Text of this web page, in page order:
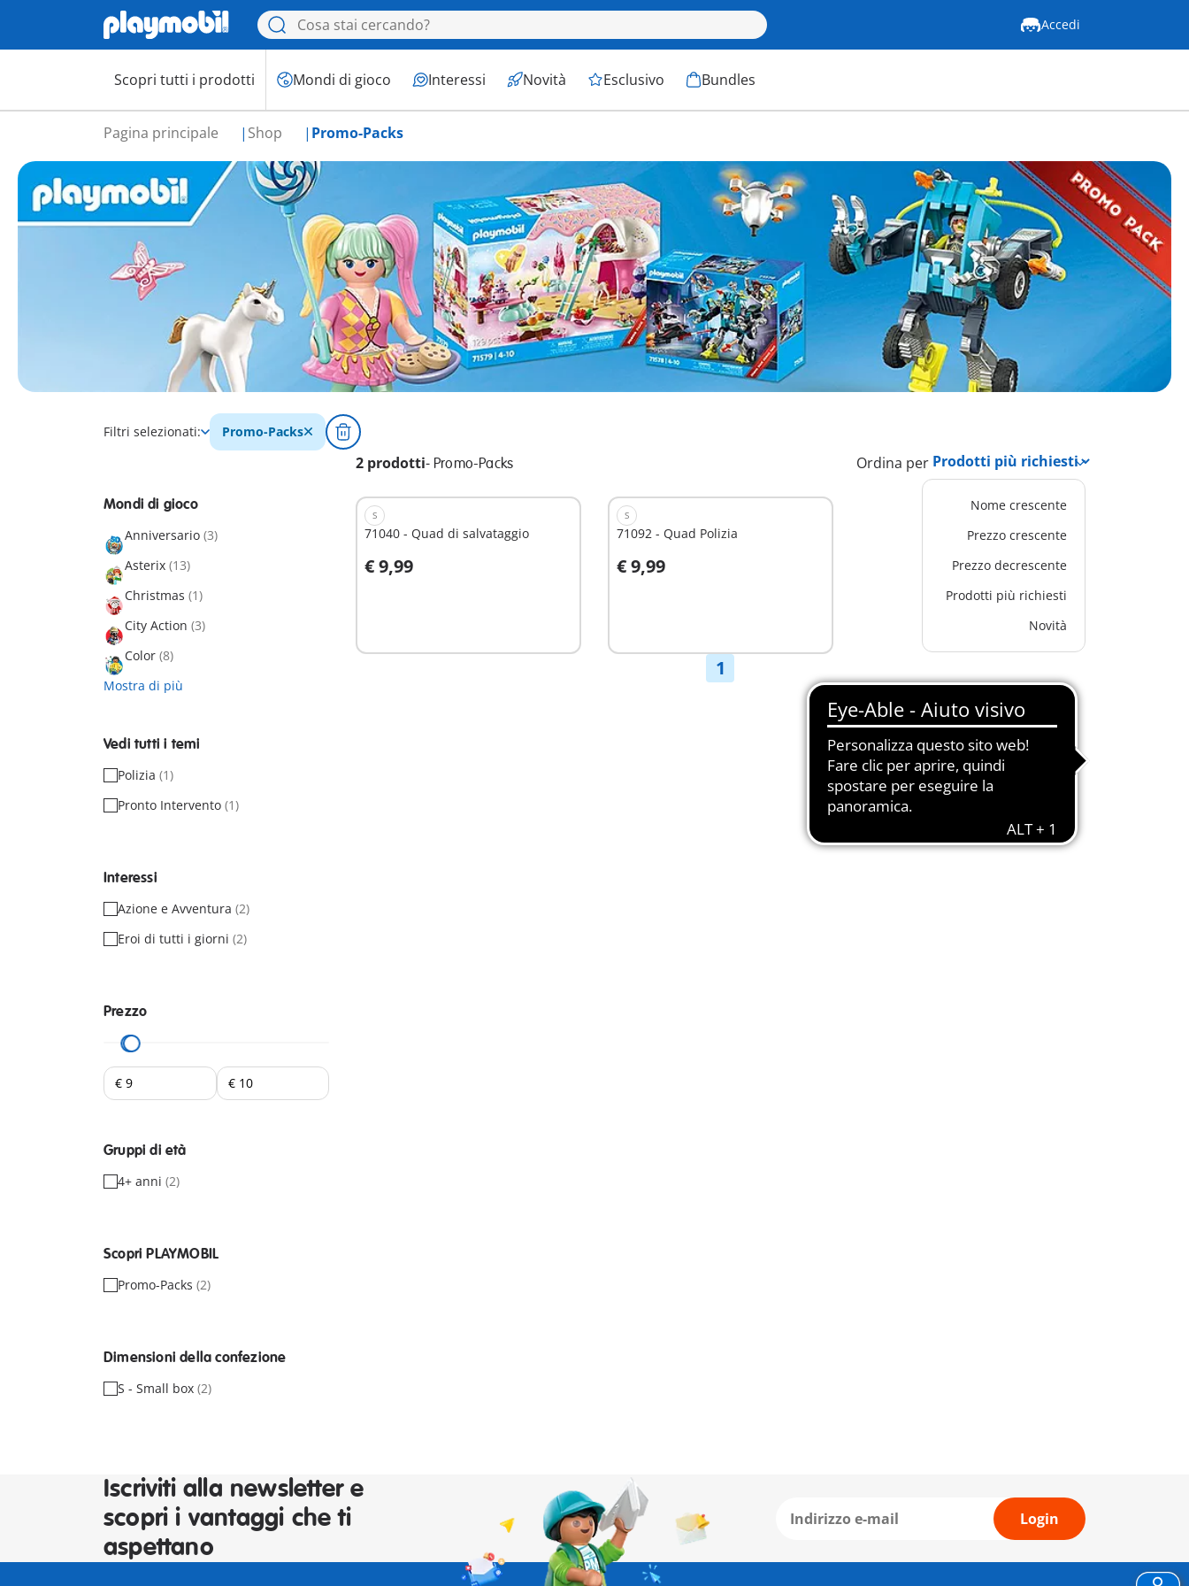
Accedi
Scopri tutti i prodotti Mondi di gioco Interessi Novità Esclusivo Bundles
Pagina principale Shop Promo-Packs
Filtri selezionati: Promo-Packs
2 prodotti- Promo-Packs Ordina per
Nome crescente
Prezzo crescente
Prezzo decrescente
Prodotti più richiesti
Novità
Mondi di gioco
Anniversario (3)
Asterix (13)
Christmas (1)
City Action (3)
Color (8)
Mostra di più
Vedi tutti i temi
Polizia (1)
Pronto Intervento (1)
Interessi
Azione e Avventura (2)
Eroi di tutti i giorni (2)
Prezzo
Gruppi di età
4+ anni (2)
Scopri PLAYMOBIL
Promo-Packs (2)
Dimensioni della confezione
S - Small box (2)
S
71040 - Quad di salvataggio
€ 9,99
Aggiungi al carrello
S
71092 - Quad Polizia
€ 9,99
Aggiungi al carrello
1
Iscriviti alla newsletter e
scopri i vantaggi che ti
aspettano
Login